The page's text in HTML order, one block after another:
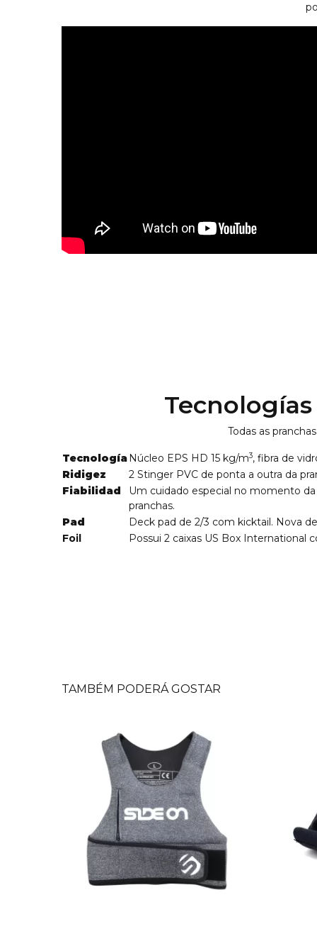
Tecnologías
Todas as
Tecnología Núcleo EPS HD 15 kg/m3, fibra de
Ridigez
2 Stinger PVC de ponta a outra da
Fiabilidad
Um cuidado especial no momento
pranchas.
Pad
Deck pad de 2/3 com kicktail. Nova
Foil
Possui 2 caixas US Box
TAMBÉM PODERÁ GOSTAR